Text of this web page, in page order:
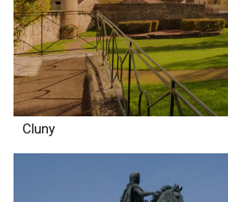
Cluny